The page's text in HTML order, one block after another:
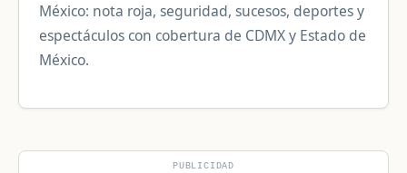
México: nota roja, seguridad, sucesos, deportes y
espectáculos con cobertura de CDMX y Estado de
México.
PUBLICIDAD